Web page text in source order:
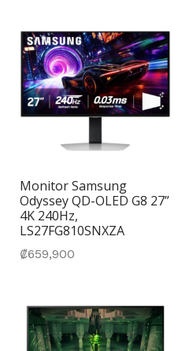
Monitor Samsung
Odyssey QD-OLED G8 27”
4K 240Hz,
LS27FG810SNXZA
₡659,900